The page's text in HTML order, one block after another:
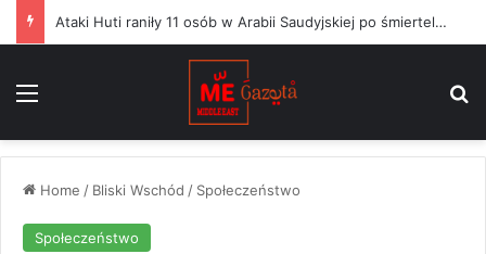
Ataki Huti raniły 11 osób w Arabii Saudyjskiej po śmiertelnym uderzeniu na wojska Jemenu
Home / Bliski Wschód / Społeczeństwo
Społeczeństwo